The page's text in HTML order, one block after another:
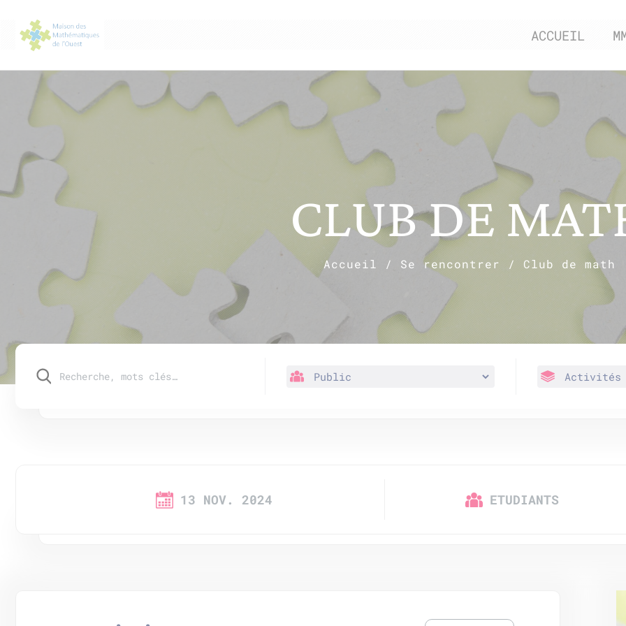
ACCUEIL
CLUB DE
Accueil / Se rencontrer / Club de math
13 NOV. 2024 ETUDIANTS